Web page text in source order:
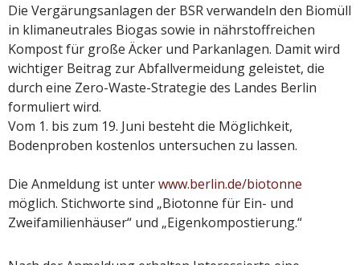
Die Vergärungsanlagen der BSR verwandeln den Biomüll
in klimaneutrales Biogas sowie in nährstoffreichen
Kompost für große Äcker und Parkanlagen. Damit wird
wichtiger Beitrag zur Abfallvermeidung geleistet, die
durch eine Zero-Waste-Strategie des Landes Berlin
formuliert wird.
Vom 1. bis zum 19. Juni besteht die Möglichkeit,
Bodenproben kostenlos untersuchen zu lassen.
Die Anmeldung ist unterwww.berlin.de/biotonne
möglich. Stichworte sind „Biotonne für Ein- und
Zweifamilienhäuser“ und „Eigenkompostierung.“